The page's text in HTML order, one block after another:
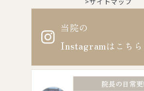
当院の
Instagramはこちら